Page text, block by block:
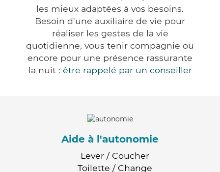
les mieux adaptées à vos besoins.
Besoin d'une auxiliaire de vie pour
réaliser les gestes de la vie
quotidienne, vous tenir compagnie ou
encore pour une présence rassurante
la nuit : être rappelé par un conseiller
Aide à l'autonomie
Lever / Coucher
Toilette / Change